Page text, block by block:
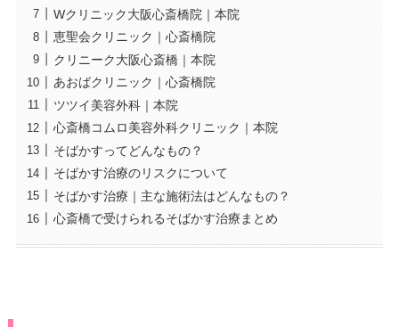
Wクリニック大阪心斎橋院｜本院
恵聖会クリニック｜心斎橋院
クリニーク大阪心斎橋｜本院
あおばクリニック｜心斎橋院
ツツイ美容外科｜本院
心斎橋コムロ美容外科クリニック｜本院
そばかすってどんなもの？
そばかす治療のリスクについて
そばかす治療｜主な施術法はどんなもの？
心斎橋で受けられるそばかす治療まとめ